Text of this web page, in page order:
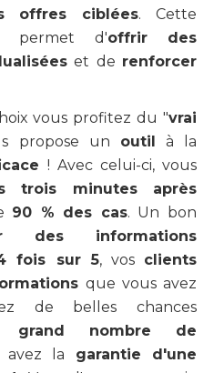
offres ciblées. Cette
permet d'offrir des
et de renforcer
vous profitez du "vrai
propose un outil à la
! Avec celui-ci, vous
trois minutes après
90 % des cas. Un bon
des informations
fois sur 5, vos clients
que vous avez
de belles chances
grand nombre de
la garantie d'une